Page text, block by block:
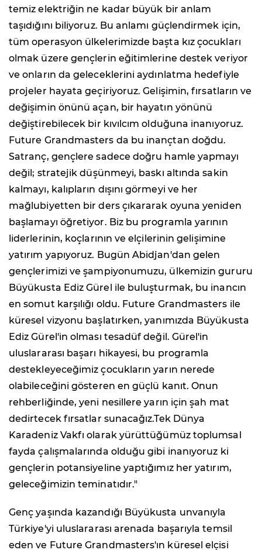
temiz elektriğin ne kadar büyük bir anlam
taşıdığını biliyoruz. Bu anlamı güçlendirmek için,
tüm operasyon ülkelerimizde başta kız çocukları
olmak üzere gençlerin eğitimlerine destek veriyor
ve onların da geleceklerini aydınlatma hedefiyle
projeler hayata geçiriyoruz. Gelişimin, fırsatların ve
değişimin önünü açan, bir hayatın yönünü
değiştirebilecek bir kıvılcım olduğuna inanıyoruz.
Future Grandmasters da bu inançtan doğdu.
Satranç, gençlere sadece doğru hamle yapmayı
değil; stratejik düşünmeyi, baskı altında sakin
kalmayı, kalıpların dışını görmeyi ve her
mağlubiyetten bir ders çıkararak oyuna yeniden
başlamayı öğretiyor. Biz bu programla yarının
liderlerinin, koçlarının ve elçilerinin gelişimine
yatırım yapıyoruz. Bugün Abidjan'dan gelen
gençlerimizi ve şampiyonumuzu, ülkemizin gururu
Büyükusta Ediz Gürel ile buluşturmak, bu inancın
en somut karşılığı oldu. Future Grandmasters ile
küresel vizyonu başlatırken, yanımızda Büyükusta
Ediz Gürel'in olması tesadüf değil. Gürel'in
uluslararası başarı hikayesi, bu programla
destekleyeceğimiz çocukların yarın nerede
olabileceğini gösteren en güçlü kanıt. Onun
rehberliğinde, yeni nesillere yarın için şah mat
dedirtecek fırsatlar sunacağız.Tek Dünya
Karadeniz Vakfı olarak yürüttüğümüz toplumsal
fayda çalışmalarında olduğu gibi inanıyoruz ki
gençlerin potansiyeline yaptığımız her yatırım,
geleceğimizin teminatıdır."
Genç yaşında kazandığı Büyükusta unvanıyla
Türkiye'yi uluslararası arenada başarıyla temsil
eden ve Future Grandmasters'ın küresel elçisi